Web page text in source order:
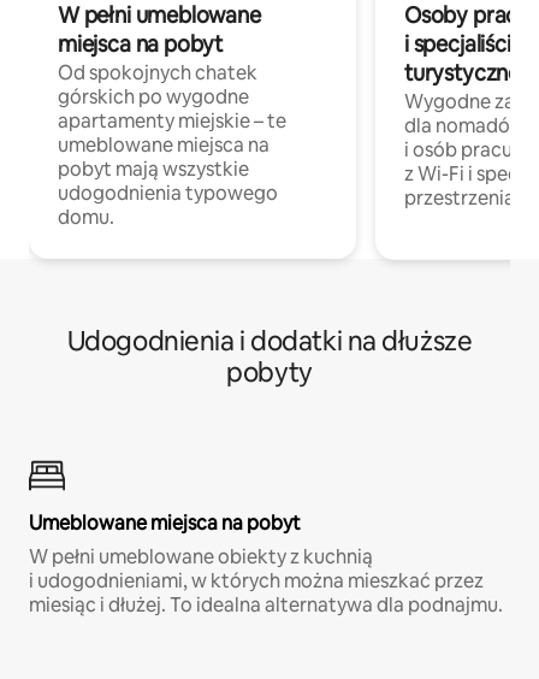
W pełni umeblowane
miejsca na pobyt
Od spokojnych chatek
górskich po wygodne
apartamenty miejskie – te
umeblowane miejsca na
pobyt mają wszystkie
udogodnienia typowego
domu.
Osoby
i specjaliści z
turystycznej
Wygodne
dla nomadów
i osób
z Wi-Fi i
przestrzenią
Udogodnienia i dodatki na dłuższe
pobyty
Umeblowane miejsca na pobyt
W pełni umeblowane obiekty z kuchnią
i udogodnieniami, w których można mieszkać przez
miesiąc i dłużej. To idealna alternatywa dla podnajmu.